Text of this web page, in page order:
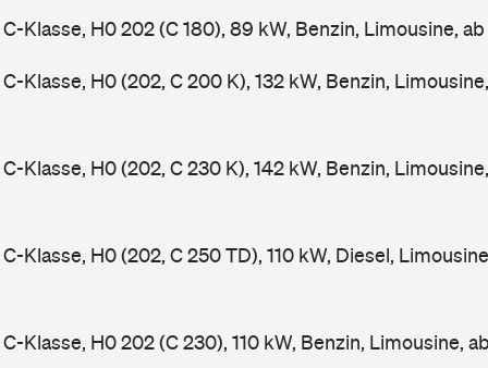
Klasse, H0 202 (C 180), 89 kW, Benzin, Limousine,
Klasse, H0 (202, C 200 K), 132 kW, Benzin,
Klasse, H0 (202, C 230 K), 142 kW, Benzin,
Klasse, H0 (202, C 250 TD), 110 kW, Diesel,
Klasse, H0 202 (C 230), 110 kW, Benzin, Limousine,